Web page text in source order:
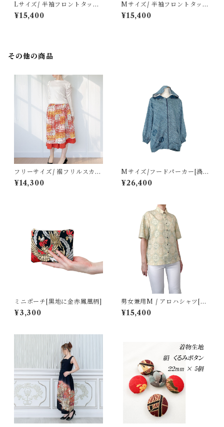
Lサイズ/ 半袖フロントタック
ブラウス[ピンク～エンジグラ
デーション雨筋紬]
¥15,400
Mサイズ/ 半袖フロントタック
ブラウス[銀紫色菱模様小紋]
¥15,400
その他の商品
フリーサイズ/ 裾フリルスカー
ト[赤茶色グラデーション升目
模様]
¥14,300
Mサイズ/フードパーカー[渦巻
き模様青色総絞り羽織]
¥26,400
ミニポーチ[黒地に金赤鳳凰柄]
¥3,300
男女兼用M / アロハシャツ[塩
沢御召 緑色花菱]
¥15,400